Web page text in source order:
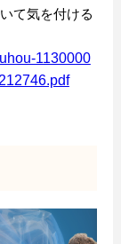
て気を付ける
1130000